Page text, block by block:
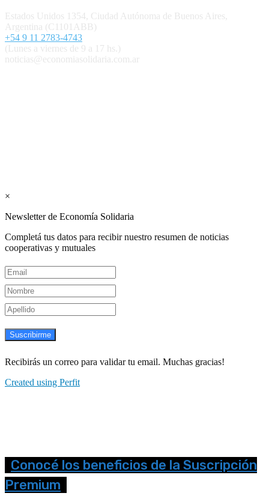
Estados Unidos 1354, Ciudad Autónoma de Buenos Aires,
Argentina (C1101ABB)
+54 9 11 2783-4743
(Lunes a viernes de 9 a 17 hs.)
noticias@economiasolidaria.com.ar
×
Newsletter de Economía Solidaria
Completá tus datos para recibir nuestro resumen de noticias
cooperativas y mutuales
Suscribirme
Recibirás un correo para validar tu email. Muchas gracias!
Created using Perfit
Conocé los beneficios de la Suscripción
Premium